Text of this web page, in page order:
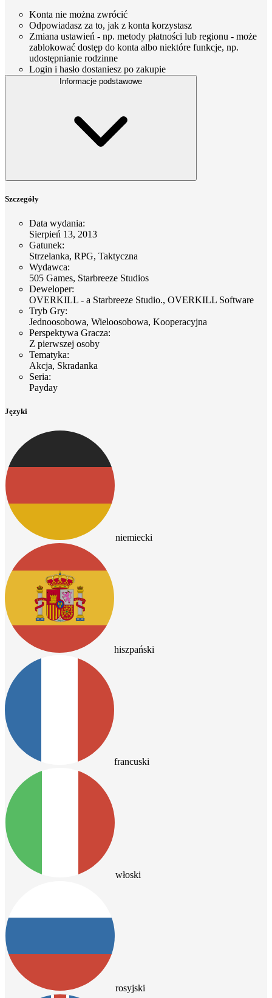
Konta nie można zwrócić
Odpowiadasz za to, jak z konta korzystasz
Zmiana ustawień - np. metody płatności lub regionu - może
zablokować dostęp do konta albo niektóre funkcje, np.
udostępnianie rodzinne
Login i hasło dostaniesz po zakupie
Informacje podstawowe
Szczegóły
Data wydania:
Sierpień 13, 2013
Gatunek:
Strzelanka, RPG, Taktyczna
Wydawca:
505 Games, Starbreeze Studios
Deweloper:
OVERKILL - a Starbreeze Studio., OVERKILL Software
Tryb Gry:
Jednoosobowa, Wieloosobowa, Kooperacyjna
Perspektywa Gracza:
Z pierwszej osoby
Tematyka:
Akcja, Skradanka
Seria:
Payday
Języki
niemiecki
hiszpański
francuski
włoski
rosyjski